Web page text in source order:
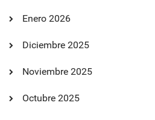
Enero 2026
Diciembre 2025
Noviembre 2025
Octubre 2025